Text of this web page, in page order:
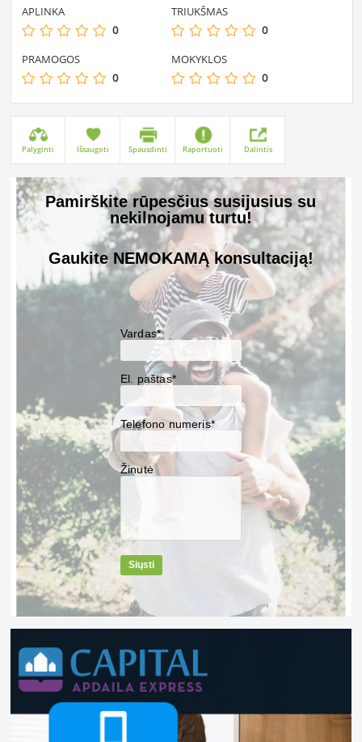
APLINKA
0
TRIUKŠMAS
0
PRAMOGOS
0
MOKYKLOS
0
Palyginti Išsaugoti Spausdinti Raportuoti Dalintis
Pamirškite rūpesčius susijusius su
nekilnojamu turtu!
Gaukite NEMOKAMĄ konsultaciją!
Vardas*
El. paštas*
Telefono numeris*
Žinutė
Siųsti